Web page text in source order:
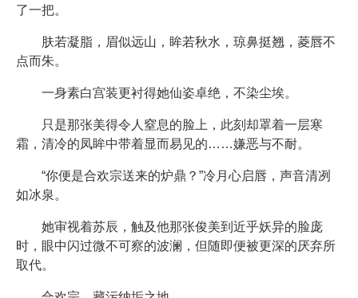
了一把。
肤若凝脂，眉似远山，眸若秋水，琼鼻挺翘，菱唇不
点而朱。
一身素白宫装更衬得她仙姿卓绝，不染尘埃。
只是那张美得令人窒息的脸上，此刻却罩着一层寒
霜，清冷的凤眸中带着显而易见的……嫌恶与不耐。
“你便是合欢宗送来的炉鼎？”冷月心启唇，声音清冽
如冰泉。
她审视着苏辰，触及他那张俊美到近乎妖异的脸庞
时，眼中闪过微不可察的波澜，但随即便被更深的厌弃所
取代。